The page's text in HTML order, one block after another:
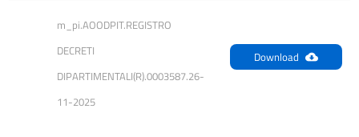
m_pi.AOODPIT.REGISTRO
DECRETI
DIPARTIMENTALI(R).0003587.26-
11-2025
Download